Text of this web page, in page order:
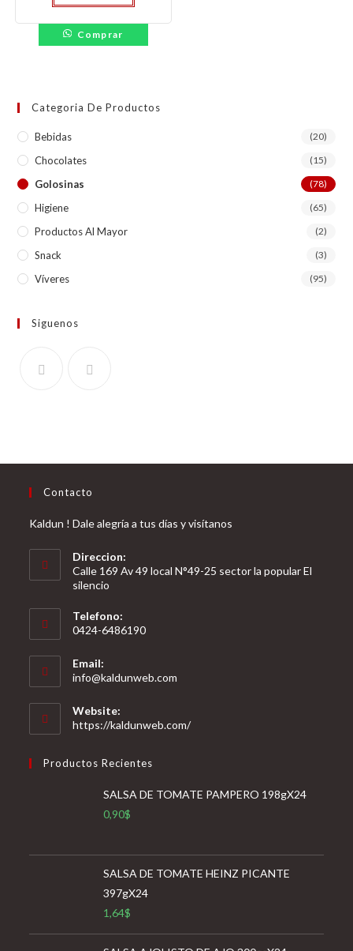
Comprar
Categoria De Productos
Bebidas (20)
Chocolates (15)
Golosinas (78)
Higiene (65)
Productos Al Mayor (2)
Snack (3)
Víveres (95)
Siguenos
Contacto
Kaldun ! Dale alegría a tus días y visítanos
Direccion:
Calle 169 Av 49 local N°49-25 sector la popular El
silencio
Telefono:
0424-6486190
Email:
info@kaldunweb.com
aplicación
Website:
https://kaldunweb.com/
Productos Recientes
SALSA DE TOMATE PAMPERO 198gX24
0,90$
SALSA DE TOMATE HEINZ PICANTE
397gX24
1,64$